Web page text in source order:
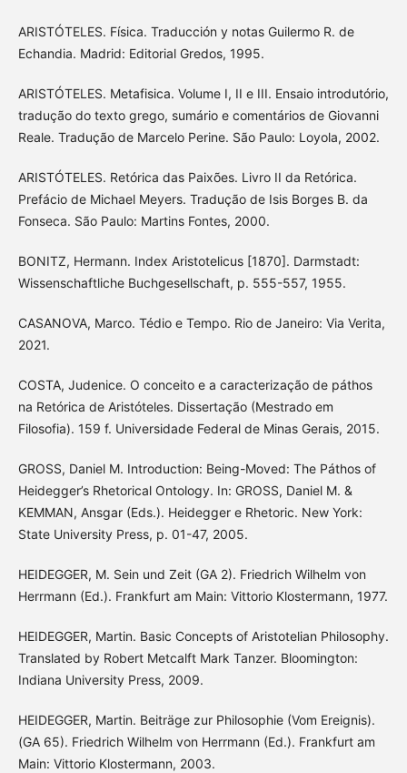
ARISTÓTELES. Física. Traducción y notas Guilermo R. de
Echandia. Madrid: Editorial Gredos, 1995.
ARISTÓTELES. Metafisica. Volume I, II e III. Ensaio introdutório,
tradução do texto grego, sumário e comentários de Giovanni
Reale. Tradução de Marcelo Perine. São Paulo: Loyola, 2002.
ARISTÓTELES. Retórica das Paixões. Livro II da Retórica.
Prefácio de Michael Meyers. Tradução de Isis Borges B. da
Fonseca. São Paulo: Martins Fontes, 2000.
BONITZ, Hermann. Index Aristotelicus [1870]. Darmstadt:
Wissenschaftliche Buchgesellschaft, p. 555-557, 1955.
CASANOVA, Marco. Tédio e Tempo. Rio de Janeiro: Via Verita,
2021.
COSTA, Judenice. O conceito e a caracterização de páthos
na Retórica de Aristóteles. Dissertação (Mestrado em
Filosofia). 159 f. Universidade Federal de Minas Gerais, 2015.
GROSS, Daniel M. Introduction: Being-Moved: The Páthos of
Heidegger’s Rhetorical Ontology. In: GROSS, Daniel M. &
KEMMAN, Ansgar (Eds.). Heidegger e Rhetoric. New York:
State University Press, p. 01-47, 2005.
HEIDEGGER, M. Sein und Zeit (GA 2). Friedrich Wilhelm von
Herrmann (Ed.). Frankfurt am Main: Vittorio Klostermann, 1977.
HEIDEGGER, Martin. Basic Concepts of Aristotelian Philosophy.
Translated by Robert Metcalft Mark Tanzer. Bloomington:
Indiana University Press, 2009.
HEIDEGGER, Martin. Beiträge zur Philosophie (Vom Ereignis).
(GA 65). Friedrich Wilhelm von Herrmann (Ed.). Frankfurt am
Main: Vittorio Klostermann, 2003.